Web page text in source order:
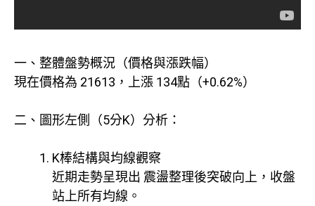
一、整體盤勢概況（價格與漲跌幅）
現在價格為 21613，上漲 134點（+0.62%）
二、圖形左側（5分K）分析：
K棒結構與均線觀察
近期走勢呈現出 震盪整理後突破向上，收盤
站上所有均線。